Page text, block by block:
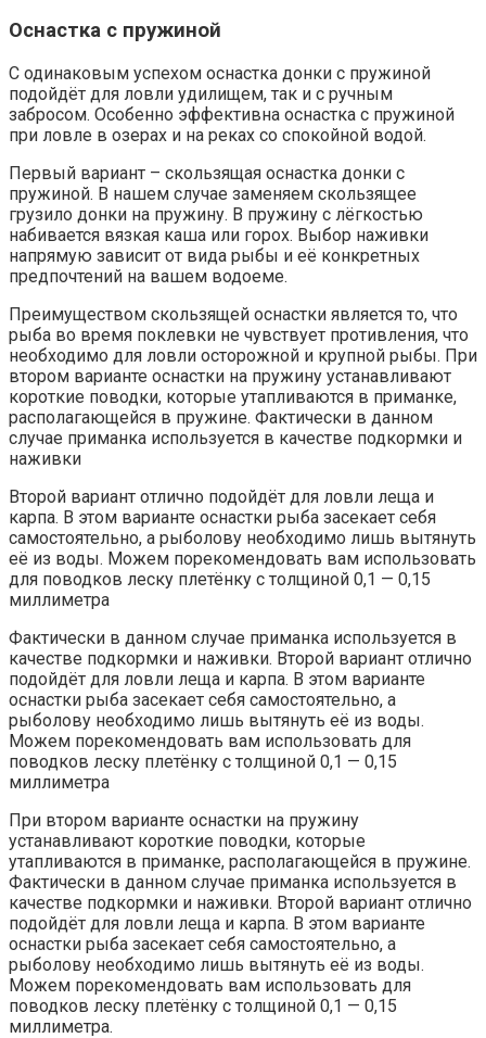
Оснастка с пружиной
С одинаковым успехом оснастка донки с пружиной
подойдёт для ловли удилищем, так и с ручным
забросом. Особенно эффективна оснастка с пружиной
при ловле в озерах и на реках со спокойной водой.
Первый вариант – скользящая оснастка донки с
пружиной. В нашем случае заменяем скользящее
грузило донки на пружину. В пружину с лёгкостью
набивается вязкая каша или горох. Выбор наживки
напрямую зависит от вида рыбы и её конкретных
предпочтений на вашем водоеме.
Преимуществом скользящей оснастки является то, что
рыба во время поклевки не чувствует противления, что
необходимо для ловли осторожной и крупной рыбы. При
втором варианте оснастки на пружину устанавливают
короткие поводки, которые утапливаются в приманке,
располагающейся в пружине. Фактически в данном
случае приманка используется в качестве подкормки и
наживки
Второй вариант отлично подойдёт для ловли леща и
карпа. В этом варианте оснастки рыба засекает себя
самостоятельно, а рыболову необходимо лишь вытянуть
её из воды. Можем порекомендовать вам использовать
для поводков леску плетёнку с толщиной 0,1 — 0,15
миллиметра
Фактически в данном случае приманка используется в
качестве подкормки и наживки. Второй вариант отлично
подойдёт для ловли леща и карпа. В этом варианте
оснастки рыба засекает себя самостоятельно, а
рыболову необходимо лишь вытянуть её из воды.
Можем порекомендовать вам использовать для
поводков леску плетёнку с толщиной 0,1 — 0,15
миллиметра
При втором варианте оснастки на пружину
устанавливают короткие поводки, которые
утапливаются в приманке, располагающейся в пружине.
Фактически в данном случае приманка используется в
качестве подкормки и наживки. Второй вариант отлично
подойдёт для ловли леща и карпа. В этом варианте
оснастки рыба засекает себя самостоятельно, а
рыболову необходимо лишь вытянуть её из воды.
Можем порекомендовать вам использовать для
поводков леску плетёнку с толщиной 0,1 — 0,15
миллиметра.